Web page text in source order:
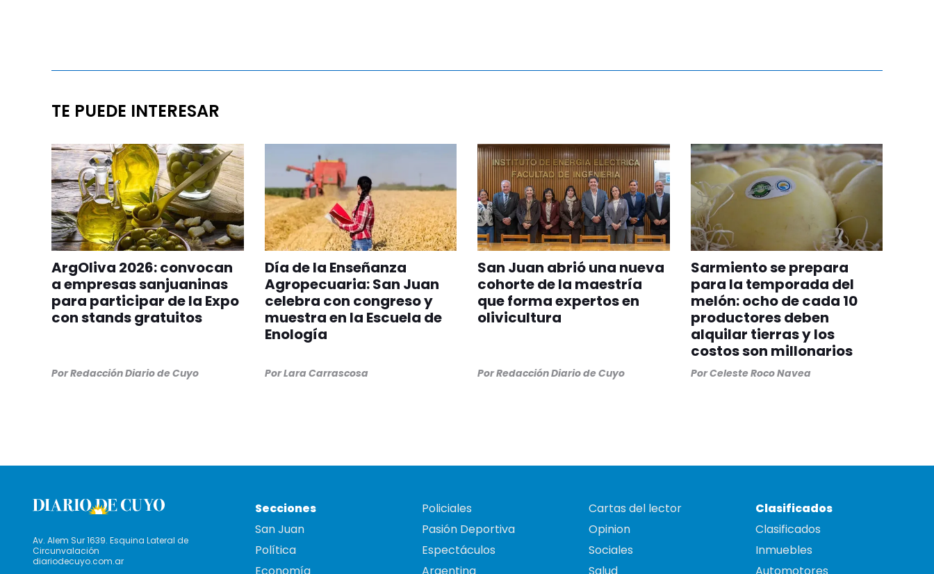
TE PUEDE INTERESAR
ArgOliva 2026: convocan
a empresas sanjuaninas
para participar de la Expo
con stands gratuitos
PorRedacción Diario de Cuyo
Día de la Enseñanza
Agropecuaria: San Juan
celebra con congreso y
muestra en la Escuela de
Enología
PorLara Carrascosa
San Juan abrió una nueva
cohorte de la maestría
que forma expertos en
olivicultura
PorRedacción Diario de Cuyo
Sarmiento se prepara
para la temporada del
melón: ocho de cada 10
productores deben
alquilar tierras y los
costos son millonarios
PorCeleste Roco Navea
Av. Alem Sur 1639. Esquina Lateral de
Circunvalación
diariodecuyo.com.ar
Secciones
San Juan
Política
Policiales
Pasión Deportiva
Espectáculos
Cartas del lector
Opinion
Sociales
Clasificados
Clasificados
Inmuebles